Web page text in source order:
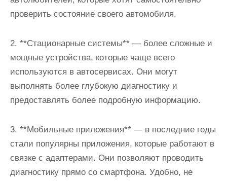
проверить состояние своего автомобиля.
2. **Стационарные системы** — более сложные и
мощные устройства, которые чаще всего
используются в автосервисах. Они могут
выполнять более глубокую диагностику и
предоставлять более подробную информацию.
3. **Мобильные приложения** — в последние годы
стали популярны приложения, которые работают в
связке с адаптерами. Они позволяют проводить
диагностику прямо со смартфона. Удобно, не